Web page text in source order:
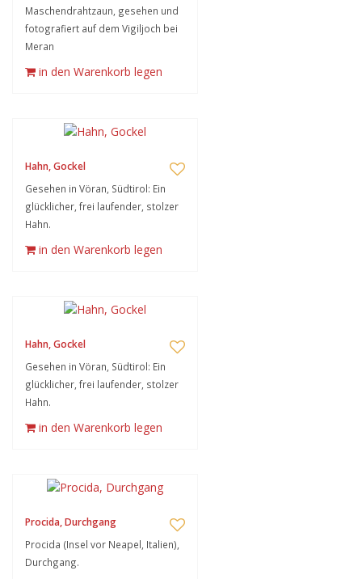
Maschendrahtzaun, gesehen und
fotografiert auf dem Vigiljoch bei
Meran
in den Warenkorb legen
Hahn, Gockel
Gesehen in Vöran, Südtirol: Ein
glücklicher, frei laufender, stolzer
Hahn.
in den Warenkorb legen
Hahn, Gockel
Gesehen in Vöran, Südtirol: Ein
glücklicher, frei laufender, stolzer
Hahn.
in den Warenkorb legen
Procida, Durchgang
Procida (Insel vor Neapel, Italien),
Durchgang.